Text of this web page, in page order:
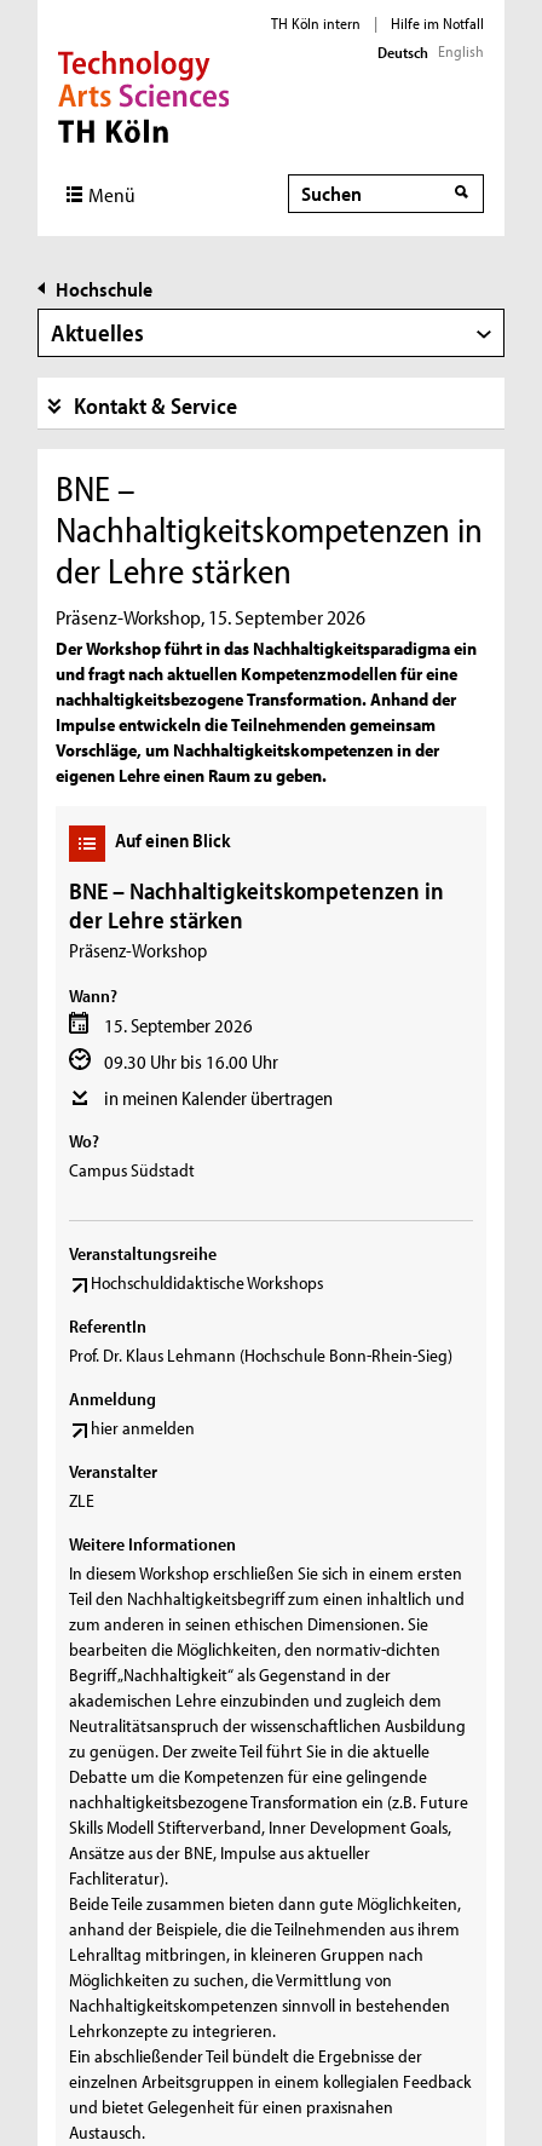
Direkt zur Hauptnavigation
Direkt zur Subnavigation
Direkt zum Inhalt
Direkt zum Fußbereich
TH Köln intern |
Hilfe im Notfall
Deutsch English
Menü Suche
Hochschule
Aktuelles
Kontakt & Service
BNE –
Nachhaltigkeitskompetenzen in
der Lehre stärken
Präsenz-Workshop, 15. September 2026
Der Workshop führt in das Nachhaltigkeitsparadigma ein
und fragt nach aktuellen Kompetenzmodellen für eine
nachhaltigkeitsbezogene Transformation. Anhand der
Impulse entwickeln die Teilnehmenden gemeinsam
Vorschläge, um Nachhaltigkeitskompetenzen in der
eigenen Lehre einen Raum zu geben.
Auf einen Blick
BNE – Nachhaltigkeitskompetenzen in
der Lehre stärken
Präsenz-Workshop
Wann?
15. September 2026
09.30 Uhr bis 16.00 Uhr
in meinen Kalender übertragen
Wo?
Campus Südstadt
Veranstaltungsreihe
Hochschuldidaktische Workshops
ReferentIn
Prof. Dr. Klaus Lehmann (Hochschule Bonn-Rhein-Sieg)
Anmeldung
hier anmelden
Veranstalter
ZLE
Weitere Informationen
In diesem Workshop erschließen Sie sich in einem ersten
Teil den Nachhaltigkeitsbegriff zum einen inhaltlich und
zum anderen in seinen ethischen Dimensionen. Sie
bearbeiten die Möglichkeiten, den normativ-dichten
Begriff „Nachhaltigkeit“ als Gegenstand in der
akademischen Lehre einzubinden und zugleich dem
Neutralitätsanspruch der wissenschaftlichen Ausbildung
zu genügen. Der zweite Teil führt Sie in die aktuelle
Debatte um die Kompetenzen für eine gelingende
nachhaltigkeitsbezogene Transformation ein (z.B. Future
Skills Modell Stifterverband, Inner Development Goals,
Ansätze aus der BNE, Impulse aus aktueller
Fachliteratur).
Beide Teile zusammen bieten dann gute Möglichkeiten,
anhand der Beispiele, die die Teilnehmenden aus ihrem
Lehralltag mitbringen, in kleineren Gruppen nach
Möglichkeiten zu suchen, die Vermittlung von
Nachhaltigkeitskompetenzen sinnvoll in bestehenden
Lehrkonzepte zu integrieren.
Ein abschließender Teil bündelt die Ergebnisse der
einzelnen Arbeitsgruppen in einem kollegialen Feedback
und bietet Gelegenheit für einen praxisnahen
Austausch.